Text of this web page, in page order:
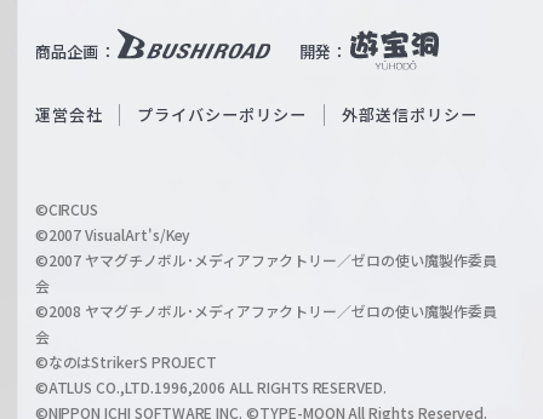
ß
c
a
r
z
商品企画： 開発：
b
O
i
l
h
a
運営会社 プライバシーポリシー 外部送信ポリシー
©CIRCUS
©2007 VisualArt's/Key
©2007 ヤマグチノボル･メディアファクトリー／ゼロの使い魔製作委員
会
©2008 ヤマグチノボル･メディアファクトリー／ゼロの使い魔製作委員
会
©なのはStrikerS PROJECT
©ATLUS CO.,LTD.1996,2006 ALL RIGHTS RESERVED.
©NIPPON ICHI SOFTWARE INC. ©TYPE-MOON All Rights Reserved.